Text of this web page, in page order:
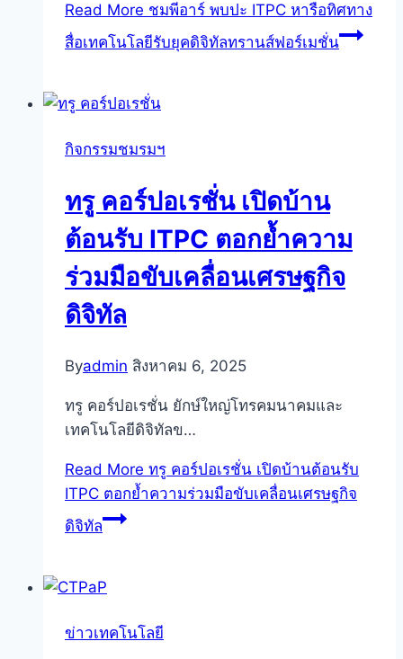
Read More ชมพีอาร์ พบปะ ITPC หารือทิศทาง
สื่อเทคโนโลยีรับยุคดิจิทัลทรานส์ฟอร์เมชั่น
กิจกรรมชมรมฯ
ทรู คอร์ปอเรชั่น เปิดบ้าน
ต้อนรับ ITPC ตอกย้ำความ
ร่วมมือขับเคลื่อนเศรษฐกิจ
ดิจิทัล
Byadmin สิงหาคม 6, 2025
ทรู คอร์ปอเรชั่น ยักษ์ใหญ่โทรคมนาคมและ
เทคโนโลยีดิจิทัลข…
Read More ทรู คอร์ปอเรชั่น เปิดบ้านต้อนรับ
ITPC ตอกย้ำความร่วมมือขับเคลื่อนเศรษฐกิจ
ดิจิทัล
ข่าวเทคโนโลยี